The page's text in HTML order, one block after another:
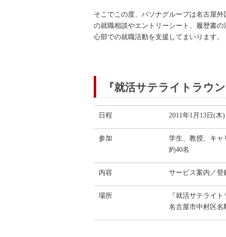
そこでこの度、パソナグループは名古屋
の就職相談やエントリーシート、履歴書
心部での就職活動を支援してまいります。
『就活サテライトラウ
日程 2011年1月13日(
参加
学生、教授、キャ
約40名
内容 サービス案内／登
場所
『就活サテライト
名古屋市中村区